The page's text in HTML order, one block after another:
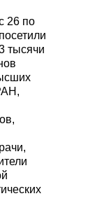
26 по
тысячи